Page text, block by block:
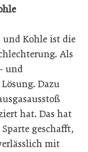
und Kohle ist die
Als
und
Dazu
hat. Das hat
geschafft,
mit